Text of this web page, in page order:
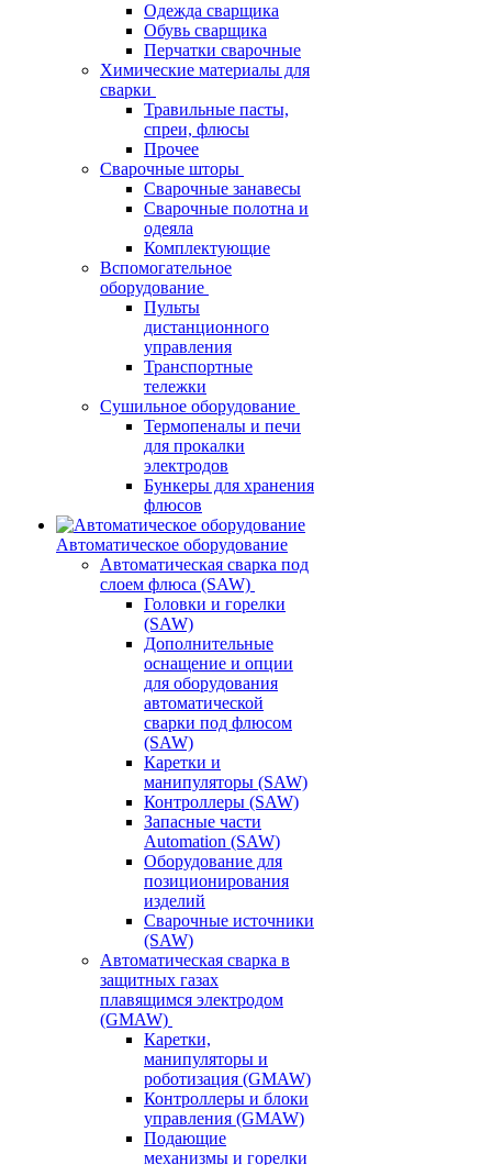
Одежда сварщика
Обувь сварщика
Перчатки сварочные
Химические материалы для
сварки
Травильные пасты,
спреи, флюсы
Прочее
Сварочные шторы
Сварочные занавесы
Сварочные полотна и
одеяла
Комплектующие
Вспомогательное
оборудование
Пульты
дистанционного
управления
Транспортные
тележки
Сушильное оборудование
Термопеналы и печи
для прокалки
электродов
Бункеры для хранения
флюсов
Автоматическое оборудование
Автоматическая сварка под
слоем флюса (SAW)
Головки и горелки
(SAW)
Дополнительные
оснащение и опции
для оборудования
автоматической
сварки под флюсом
(SAW)
Каретки и
манипуляторы (SAW)
Контроллеры (SAW)
Запасные части
Automation (SAW)
Оборудование для
позиционирования
изделий
Сварочные источники
(SAW)
Автоматическая сварка в
защитных газах
плавящимся электродом
(GMAW)
Каретки,
манипуляторы и
роботизация (GMAW)
Контроллеры и блоки
управления (GMAW)
Подающие
механизмы и горелки